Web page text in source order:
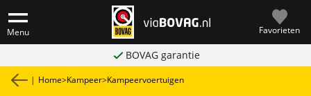
Menu Favorieten
BOVAG garantie
| Home>Kampeer>Kampeervoertuigen